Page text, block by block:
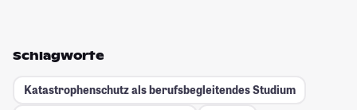
Schlagworte
Katastrophenschutz als berufsbegleitendes Studium